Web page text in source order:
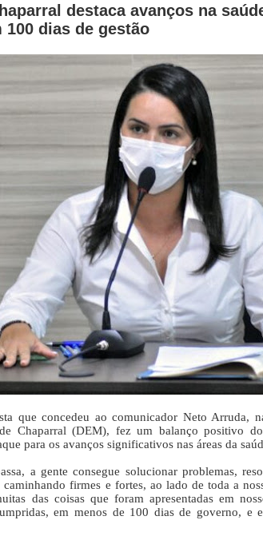
destaca avanços na
100 dias de gestão
que concedeu ao comunicador Neto Arruda,
Chaparral (DEM), fez um balanço positivo
para os avanços significativos nas áreas da
a gente consegue solucionar problemas,
caminhando firmes e fortes, ao lado de toda a
das coisas que foram apresentadas em
em menos de 100 dias de governo, e